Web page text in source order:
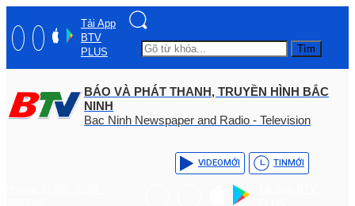
Tải App
BTV
PLUS
Tìm
BÁO VÀ PHÁT THANH, TRUYỀN HÌNH BẮC
NINH
Bac Ninh Newspaper and Radio - Television
VIDEOMỚI TINMỚI